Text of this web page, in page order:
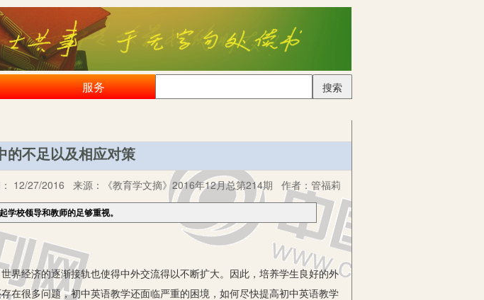
服务
搜索
的不足以及相应对策
12/27/2016 来源： 《教育学文摘》2016年12月总第214期 作者： 管福莉
校领导和教师的足够重视。
经济的逐渐接轨也使得中外交流得以不断扩大。因此，培养学生良好的外
在很多问题，初中英语教学还面临严重的困境，如何尽快提高初中英语教学